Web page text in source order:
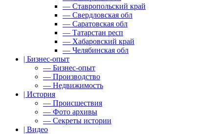
— Ставропольский край
— Свердловская обл
— Саратовская обл
— Татарстан респ
— Хабаровский край
— Челябинская обл
| Бизнес-опыт
— Бизнес-опыт
— Производство
— Недвижимость
| История
— Происшествия
— Фото архивы
— Секреты истории
| Видео